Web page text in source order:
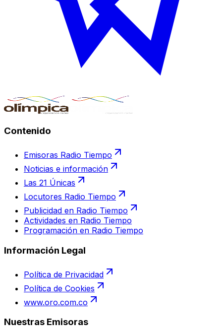
Contenido
Emisoras Radio Tiempo
Noticias e información
Las 21 Únicas
Locutores Radio Tiempo
Publicidad en Radio Tiempo
Actividades en Radio Tiempo
Programación en Radio Tiempo
Información Legal
Política de Privacidad
Política de Cookies
www.oro.com.co
Nuestras Emisoras